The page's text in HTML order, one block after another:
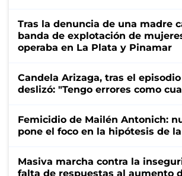
Tras la denuncia de una madre
banda de explotación de
operaba en La Plata y Pinamar
Candela Arizaga, tras el
deslizó: "Tengo errores como
Femicidio de Mailén Antonich:
pone el foco en la hipótesis de
Masiva marcha contra la
falta de respuestas al aumento